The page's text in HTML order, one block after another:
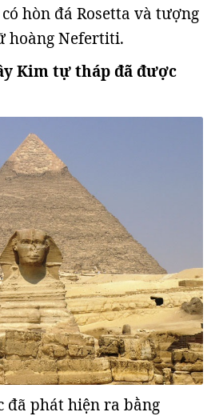
hòn đá Rosetta và tượng
hoàng Nefertiti.
Kim tự tháp đã được
đã phát hiện ra bằng